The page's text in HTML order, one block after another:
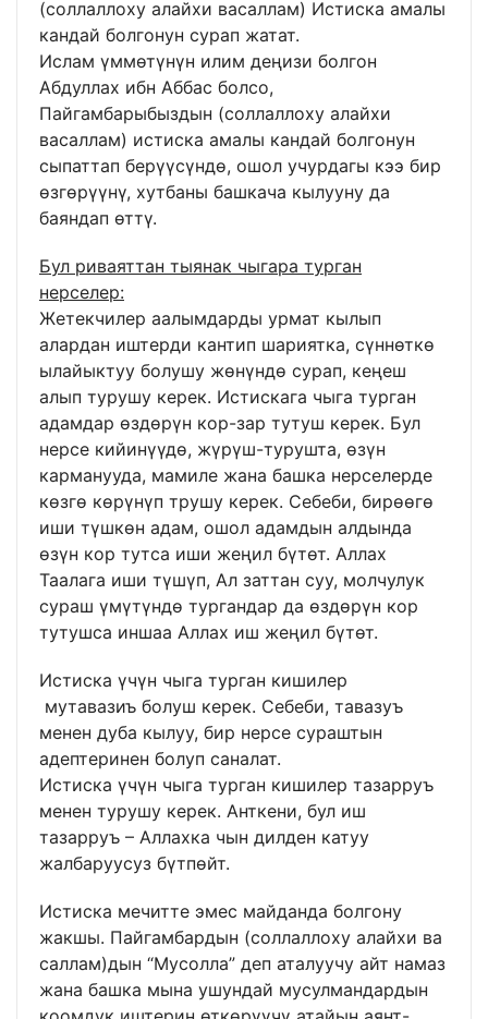
(соллаллоху алайхи васаллам) Истиска амалы
кандай болгонун сурап жатат.
Ислам үммөтүнүн илим деңизи болгон
Абдуллах ибн Аббас болсо,
Пайгамбарыбыздын (соллаллоху алайхи
васаллам) истиска амалы кандай болгонун
сыпаттап берүүсүндө, ошол учурдагы кээ бир
өзгөрүүнү, хутбаны башкача кылууну да
баяндап өттү.
Бул риваяттан тыянак чыгара турган
нерселер:
Жетекчилер аалымдарды урмат кылып
алардан иштерди кантип шариятка, сүннөткө
ылайыктуу болушу жөнүндө сурап, кеңеш
алып турушу керек. Истискага чыга турган
адамдар өздөрүн кор-зар тутуш керек. Бул
нерсе кийинүүдө, жүрүш-турушта, өзүн
карманууда, мамиле жана башка нерселерде
көзгө көрүнүп трушу керек. Себеби, бирөөгө
иши түшкөн адам, ошол адамдын алдында
өзүн кор тутса иши жеңил бүтөт. Аллах
Таалага иши түшүп, Ал заттан суу, молчулук
сураш үмүтүндө тургандар да өздөрүн кор
тутушса иншаа Аллах иш жеңил бүтөт.
Истиска үчүн чыга турган кишилер
мутавазиъ болуш керек. Себеби, тавазуъ
менен дуба кылуу, бир нерсе сураштын
адептеринен болуп саналат.
Истиска үчүн чыга турган кишилер тазарруъ
менен турушу керек. Анткени, бул иш
тазарруъ – Аллахка чын дилден катуу
жалбаруусуз бүтпөйт.
Истиска мечитте эмес майданда болгону
жакшы. Пайгамбардын (соллаллоху алайхи ва
саллам)дын “Мусолла” деп аталуучу айт намаз
жана башка мына ушундай мусулмандардын